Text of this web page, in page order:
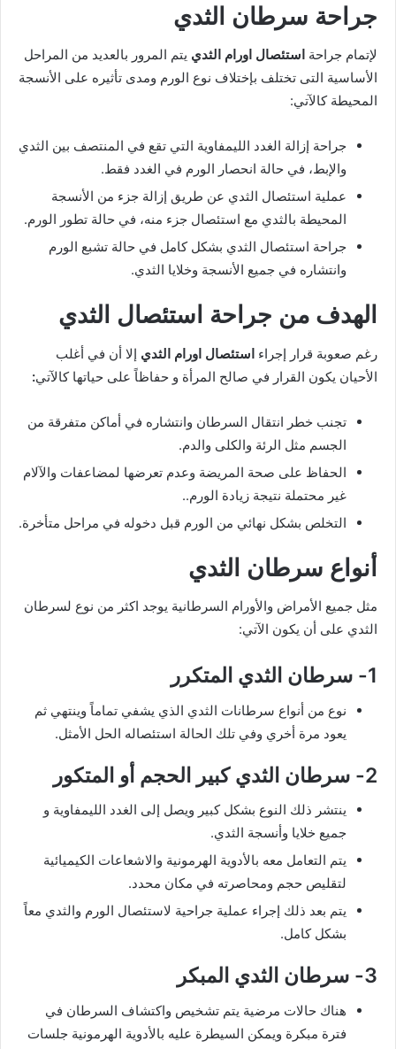
جراحة سرطان الثدي
لإتمام جراحة استئصال اورام الثدي يتم المرور بالعديد من المراحل
الأساسية التى تختلف بإختلاف نوع الورم ومدى تأثيره على الأنسجة
المحيطة كالآتي:
جراحة إزالة الغدد الليمفاوية التي تقع في المنتصف بين الثدي
والإبط، في حالة انحصار الورم في الغدد فقط.
عملية استئصال الثدي عن طريق إزالة جزء من الأنسجة
المحيطة بالثدي مع استئصال جزء منه، في حالة تطور الورم.
جراحة استئصال الثدي بشكل كامل في حالة تشبع الورم
وانتشاره في جميع الأنسجة وخلايا الثدي.
الهدف من جراحة استئصال الثدي
رغم صعوبة قرار إجراء استئصال اورام الثدي إلا أن في أغلب
الأحيان يكون القرار في صالح المرأة و حفاظاً على حياتها كالآتي:
تجنب خطر انتقال السرطان وانتشاره في أماكن متفرقة من
الجسم مثل الرئة والكلى والدم.
الحفاظ على صحة المريضة وعدم تعرضها لمضاعفات والآلام
غير محتملة نتيجة زيادة الورم..
التخلص بشكل نهائي من الورم قبل دخوله في مراحل متأخرة.
أنواع سرطان الثدي
مثل جميع الأمراض والأورام السرطانية يوجد اكثر من نوع لسرطان
الثدي على أن يكون الآتي:
1- سرطان الثدي المتكرر
نوع من أنواع سرطانات الثدي الذي يشفي تماماً وينتهي ثم
يعود مرة أخري وفي تلك الحالة استئصاله الحل الأمثل.
2- سرطان الثدي كبير الحجم أو المتكور
ينتشر ذلك النوع بشكل كبير ويصل إلى الغدد الليمفاوية و
جميع خلايا وأنسجة الثدي.
يتم التعامل معه بالأدوية الهرمونية والاشعاعات الكيميائية
لتقليص حجم ومحاصرته في مكان محدد.
يتم بعد ذلك إجراء عملية جراحية لاستئصال الورم والثدي معاً
بشكل كامل.
3- سرطان الثدي المبكر
هناك حالات مرضية يتم تشخيص واكتشاف السرطان في
فترة مبكرة ويمكن السيطرة عليه بالأدوية الهرمونية جلسات